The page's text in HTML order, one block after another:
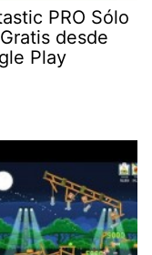
PRO Sólo
desde
Play